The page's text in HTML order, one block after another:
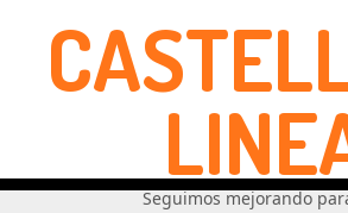
Seguimos mejorando